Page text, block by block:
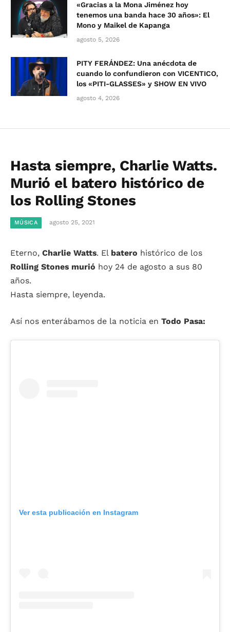
«Gracias a la Mona Jiménez hoy
tenemos una banda hace 30 años»: El
Mono y Maikel de Kapanga
agosto 5, 2026
PITY FERÁNDEZ: Una anécdota de
cuando lo confundieron con VICENTICO,
los «PITI-GLASSES» y SHOW EN VIVO
agosto 4, 2026
Hasta siempre, Charlie Watts.
Murió el batero histórico de
los Rolling Stones
MÚSICA agosto 25, 2021
Eterno, Charlie Watts. El batero histórico de los
Rolling Stones murió hoy 24 de agosto a sus 80
años.
Hasta siempre, leyenda.
Así nos enterábamos de la noticia en Todo Pasa:
Ver esta publicación en Instagram